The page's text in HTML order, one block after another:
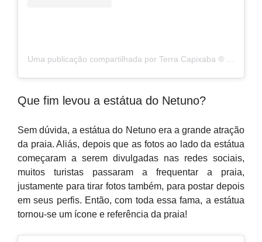
Que fim levou a estátua do Netuno?
Sem dúvida, a estátua do Netuno era a grande atração
da praia. Aliás, depois que as fotos ao lado da estátua
começaram a serem divulgadas nas redes sociais,
muitos turistas passaram a frequentar a praia,
justamente para tirar fotos também, para postar depois
em seus perfis. Então, com toda essa fama, a estátua
tornou-se um ícone e referência da praia!